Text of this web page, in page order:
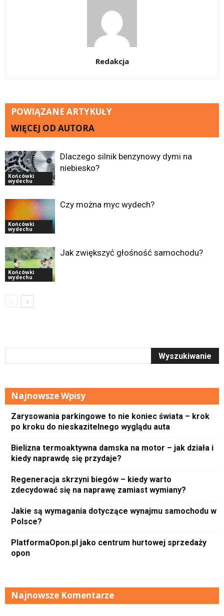
Redakcja
POWIĄZANE ARTYKUŁY
WIĘCEJ OD AUTORA
Końcówki
wydechu
Dlaczego silnik benzynowy dymi na
niebiesko?
Końcówki
wydechu
Czy można myc wydech?
Końcówki
wydechu
Jak zwiększyć głośność samochodu?
Najnowsze Wpisy
Zarysowania parkingowe to nie koniec świata – krok
po kroku do nieskazitelnego wyglądu auta
Bielizna termoaktywna damska na motor – jak działa i
kiedy naprawdę się przydaje?
Regeneracja skrzyni biegów – kiedy warto
zdecydować się na naprawę zamiast wymiany?
Jakie są wymagania dotyczące wynajmu samochodu w
Polsce?
PlatformaOpon.pl jako centrum hurtowej sprzedaży
opon
Najnowsze Komentarze